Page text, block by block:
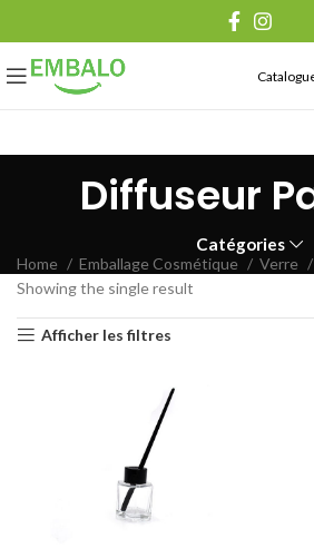
Diffuseur
Catégories
Home Emballage Cosmétique Verre
Showing the single result
Afficher les filtres